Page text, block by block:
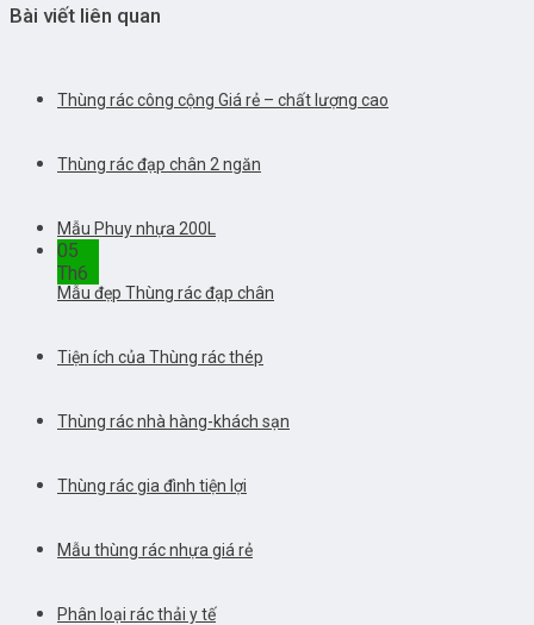
Bài viết liên quan
Thùng rác công cộng Giá rẻ – chất lượng cao
Thùng rác đạp chân 2 ngăn
Mẫu Phuy nhựa 200L
05
Th6
Mẫu đẹp Thùng rác đạp chân
Tiện ích của Thùng rác thép
Thùng rác nhà hàng-khách sạn
Thùng rác gia đình tiện lợi
Mẫu thùng rác nhựa giá rẻ
Phân loại rác thải y tế